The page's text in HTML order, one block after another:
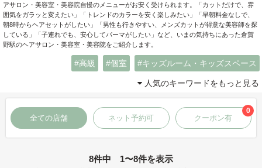
アサロン・美容室・美容院自慢のメニューがお安く受けられます。「カットだけで、雰
囲気をガラッと変えたい」「トレンドのカラーを安く楽しみたい」「早朝料金なしで、
朝8時からヘアセットがしたい」「男性も行きやすい、メンズカットが得意な美容師を探
している」「子連れでも、安心してパーマがしたい」など、いまの気持ちにあった倉賀
野駅のヘアサロン・美容室・美容院をご紹介します。
高級 個室 キッズルーム・キッズスペース
人気のキーワードをもっと見る
全ての店舗 ネット予約可 クーポン有
0
8件中 1〜8件を表示